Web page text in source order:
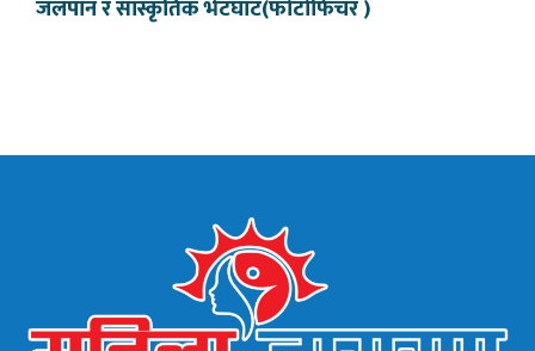
जलपान र सांस्कृतिक भेटघाट(फोटोफिचर )